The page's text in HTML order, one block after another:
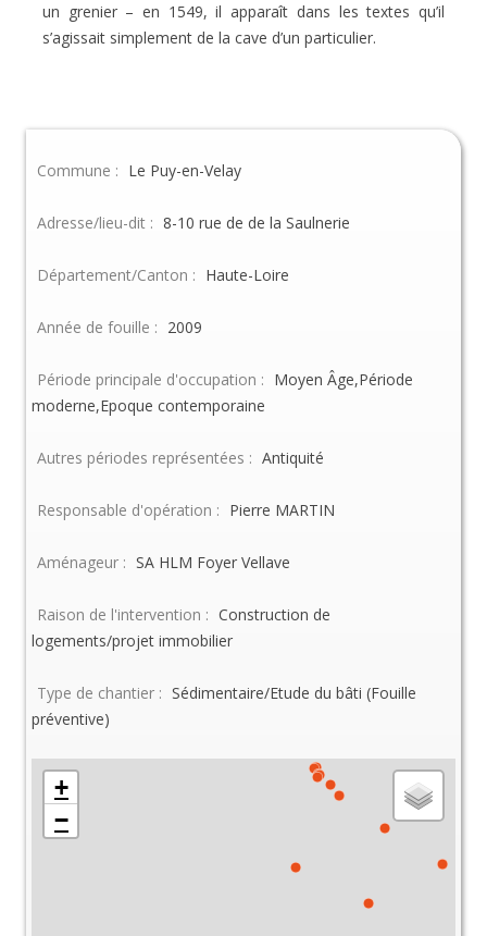
un grenier – en 1549, il apparaît dans les textes qu’il
s’agissait simplement de la cave d’un particulier.
Commune : Le Puy-en-Velay
Adresse/lieu-dit : 8-10 rue de de la Saulnerie
Département/Canton : Haute-Loire
Année de fouille : 2009
Période principale d'occupation : Moyen Âge,Période
moderne,Epoque contemporaine
Autres périodes représentées : Antiquité
Responsable d'opération : Pierre MARTIN
Aménageur : SA HLM Foyer Vellave
Raison de l'intervention : Construction de
logements/projet immobilier
Type de chantier : Sédimentaire/Etude du bâti (Fouille
préventive)
+
−